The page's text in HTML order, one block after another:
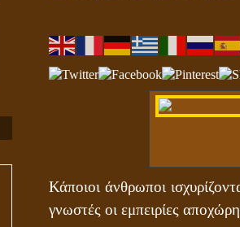
Κάποιοι άνθρωποι
γνωστές οι εμπειρίες